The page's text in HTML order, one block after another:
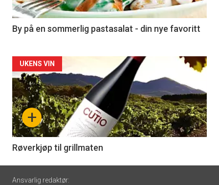
-
5
By på en sommerlig pastasalat - din nye favoritt
Forsiden
akkurat
nå
-
6
+
UKENS VIN
Røverkjøp til grillmaten
Footer
Ansvarlig redaktør: